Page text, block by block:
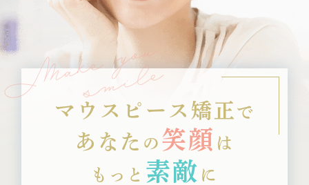
you
smile
マウスピース矯正 で
あなた の 笑顔 は
もっと 素敵 に